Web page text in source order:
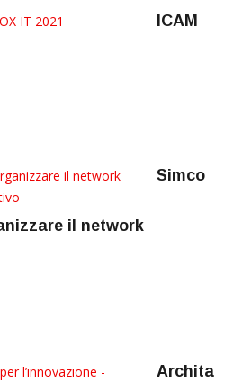
ICAM
Simco
il network
Archita